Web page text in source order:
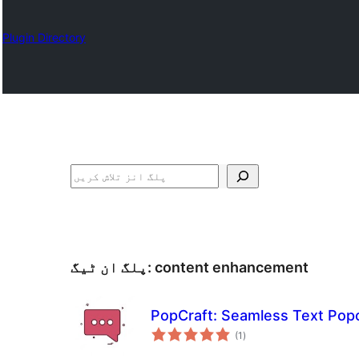
Plugin Directory
تلاش
پلگ ان ٹیگ: content enhancement
PopCraft: Seamless Text
(1 مجموعی
درجہ
)